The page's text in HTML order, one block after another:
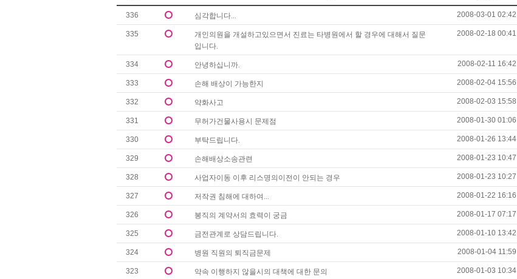
336 2008-03-01 02:42
심각합니다...
335 2008-02-18 00:41
개인의원을 개설하고있으면서 진료는 타병원에서 할 경우에 대해서 질문
입니다.
334 2008-02-11 16:42
안녕하십니까.
333 2008-02-04 15:56
손해 배상이 가능한지
332 2008-02-03 15:58
약화사고
331 2008-01-30 01:06
무허가건물사용시 문제점
330 2008-01-26 13:44
부탁드립니다.
329 2008-01-23 10:47
손해배상소송관련
328 2008-01-23 10:27
사업자이동 이후 리스명의이전이 안되는 경우
327 2008-01-22 16:16
저작권 침해에 대하여...
326 2008-01-17 07:17
봉직의 계약서의 효력이 궁금
325 2008-01-10 13:42
금전관계로 상담드립니다.
324 2008-01-04 11:59
병원 직원의 퇴직금문제
323 2008-01-03 10:34
약속 이행하지 않을시의 대책에 대한 문의